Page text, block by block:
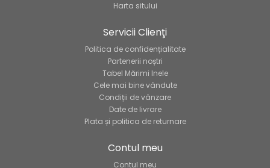
Harta sitului
Servicii Clienţi
Politica de confidențialitate
Partenerii noștri
Tabel Mărimi Inele
Cele mai bine vândute
Condiții de vânzare
Date de livrare
Plata și politica de returnare
Contul meu
Contul meu